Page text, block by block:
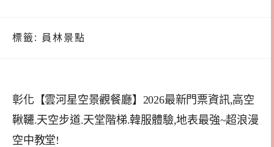
標籤: 員林景點
彰化【雲河星空景觀餐廳】2026最新門票資訊,高空
鞦韆.天空步道.天堂階梯.韓服體驗,地表最強~超浪漫
空中教堂!